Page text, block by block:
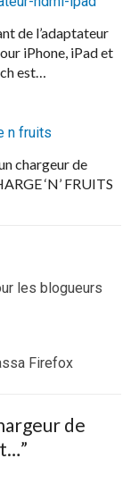
de l’adaptateur
iPhone, iPad et
est…
chargeur de
‘N’ FRUITS
les blogueurs
Firefox
de
”